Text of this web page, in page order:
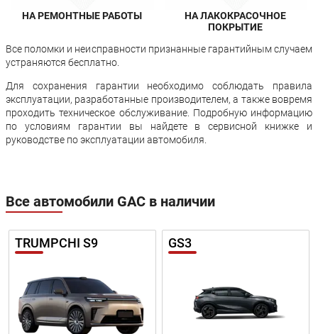
НА РЕМОНТНЫЕ РАБОТЫ
НА ЛАКОКРАСОЧНОЕ
ПОКРЫТИЕ
Все поломки и неисправности признанные гарантийным случаем
устраняются бесплатно.
Для сохранения гарантии необходимо соблюдать правила
эксплуатации, разработанные производителем, а также вовремя
проходить техническое обслуживание. Подробную информацию
по условиям гарантии вы найдете в сервисной книжке и
руководстве по эксплуатации автомобиля.
Все автомобили GAC в наличии
TRUMPCHI S9 GS3